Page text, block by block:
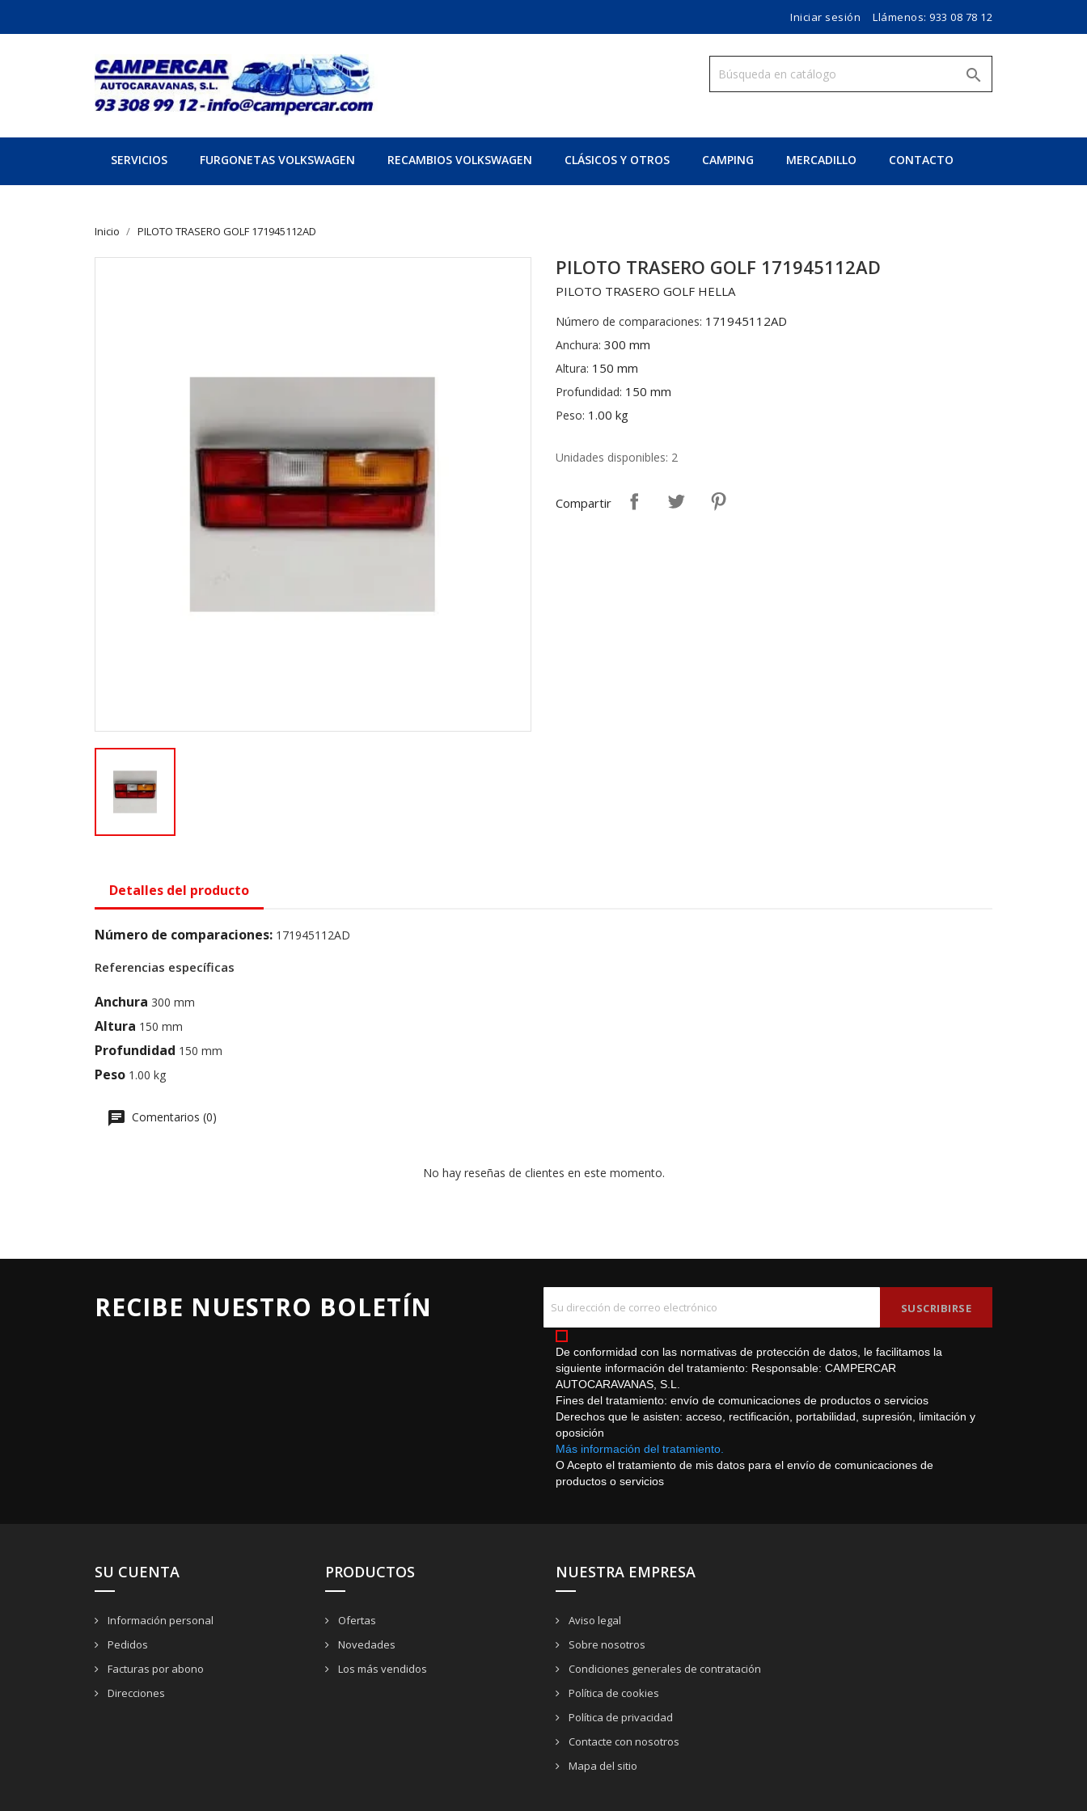
Iniciar sesión Llámenos: 933 08 78 12

SERVICIOS FURGONETAS VOLKSWAGEN RECAMBIOS VOLKSWAGEN CLÁSICOS Y OTROS CAMPING MERCADILLO CONTACTO
Inicio PILOTO TRASERO GOLF 171945112AD
PILOTO TRASERO GOLF 171945112AD
PILOTO TRASERO GOLF HELLA
Número de comparaciones: 171945112AD
Anchura: 300 mm
Altura: 150 mm
Profundidad: 150 mm
Peso: 1.00 kg
Unidades disponibles: 2
Compartir
Detalles del producto
Número de comparaciones: 171945112AD
Referencias específicas
Anchura 300 mm
Altura 150 mm
Profundidad 150 mm
Peso 1.00 kg
Comentarios (0)
No hay reseñas de clientes en este momento.
RECIBE NUESTRO BOLETÍN
De conformidad con las normativas de protección de datos, le facilitamos la
siguiente información del tratamiento: Responsable: CAMPERCAR
AUTOCARAVANAS, S.L.
Fines del tratamiento: envío de comunicaciones de productos o servicios
Derechos que le asisten: acceso, rectificación, portabilidad, supresión, limitación y
oposición
Más información del tratamiento.
O Acepto el tratamiento de mis datos para el envío de comunicaciones de
productos o servicios
SU CUENTA
Información personal
Pedidos
Facturas por abono
Direcciones
PRODUCTOS
Ofertas
Novedades
Los más vendidos
NUESTRA EMPRESA
Aviso legal
Sobre nosotros
Condiciones generales de contratación
Política de cookies
Política de privacidad
Contacte con nosotros
Mapa del sitio